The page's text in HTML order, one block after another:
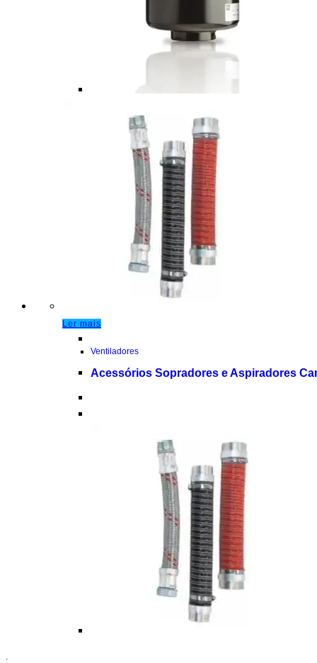
Ler mais
Ventiladores
Acessórios Sopradores e Aspiradores
.